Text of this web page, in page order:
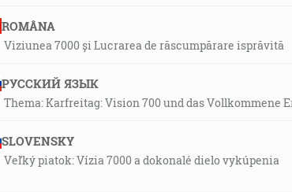
ROMÂNA
Viziunea 7000 și Lucrarea de răscumpărare isprăvită
РУССКИЙ ЯЗЫК
Thema: Karfreitag: Vision 700 und das Vollkommene
SLOVENSKY
Veľký piatok: Vízia 7000 a dokonalé dielo vykúpenia